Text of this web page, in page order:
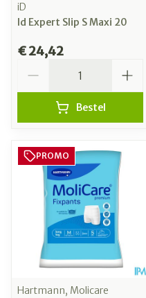
iD
Id Expert Slip S Maxi 20
€ 24,42
Bestel
PROMO
Hartmann, Molicare